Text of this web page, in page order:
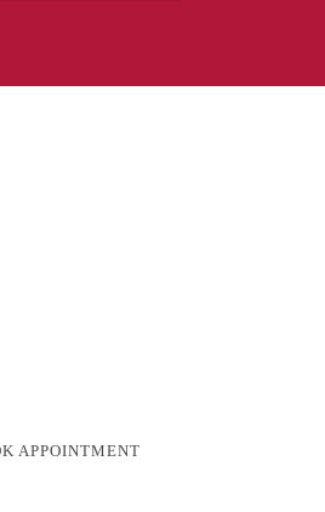
APPOINTMENT